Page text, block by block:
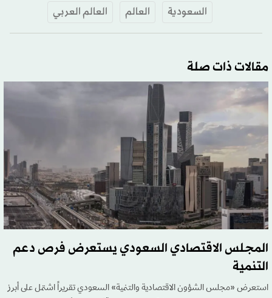
السعودية
العالم العالم العربي
مقالات ذات صلة
المجلس الاقتصادي السعودي يستعرض فرص دعم
التنمية
استعرض «مجلس الشؤون الاقتصادية والتنمية» السعودي تقريراً اشتمل على أبرز